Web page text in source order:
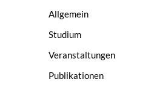
Allgemein
Studium
Veranstaltungen
Publikationen